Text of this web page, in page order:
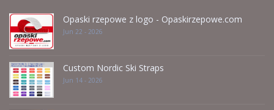
Opaski rzepowe z logo - Opaskirzepowe.com
Jun 22 - 2026
Custom Nordic Ski Straps
Jun 14 - 2026